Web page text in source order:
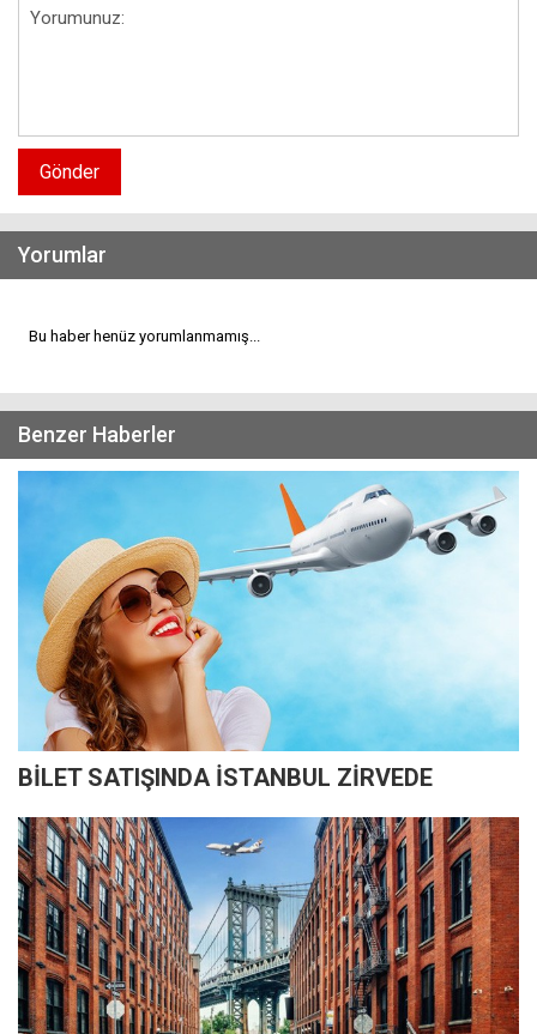
Gönder
Yorumlar
Bu haber henüz yorumlanmamış...
Benzer Haberler
BİLET SATIŞINDA İSTANBUL ZİRVEDE